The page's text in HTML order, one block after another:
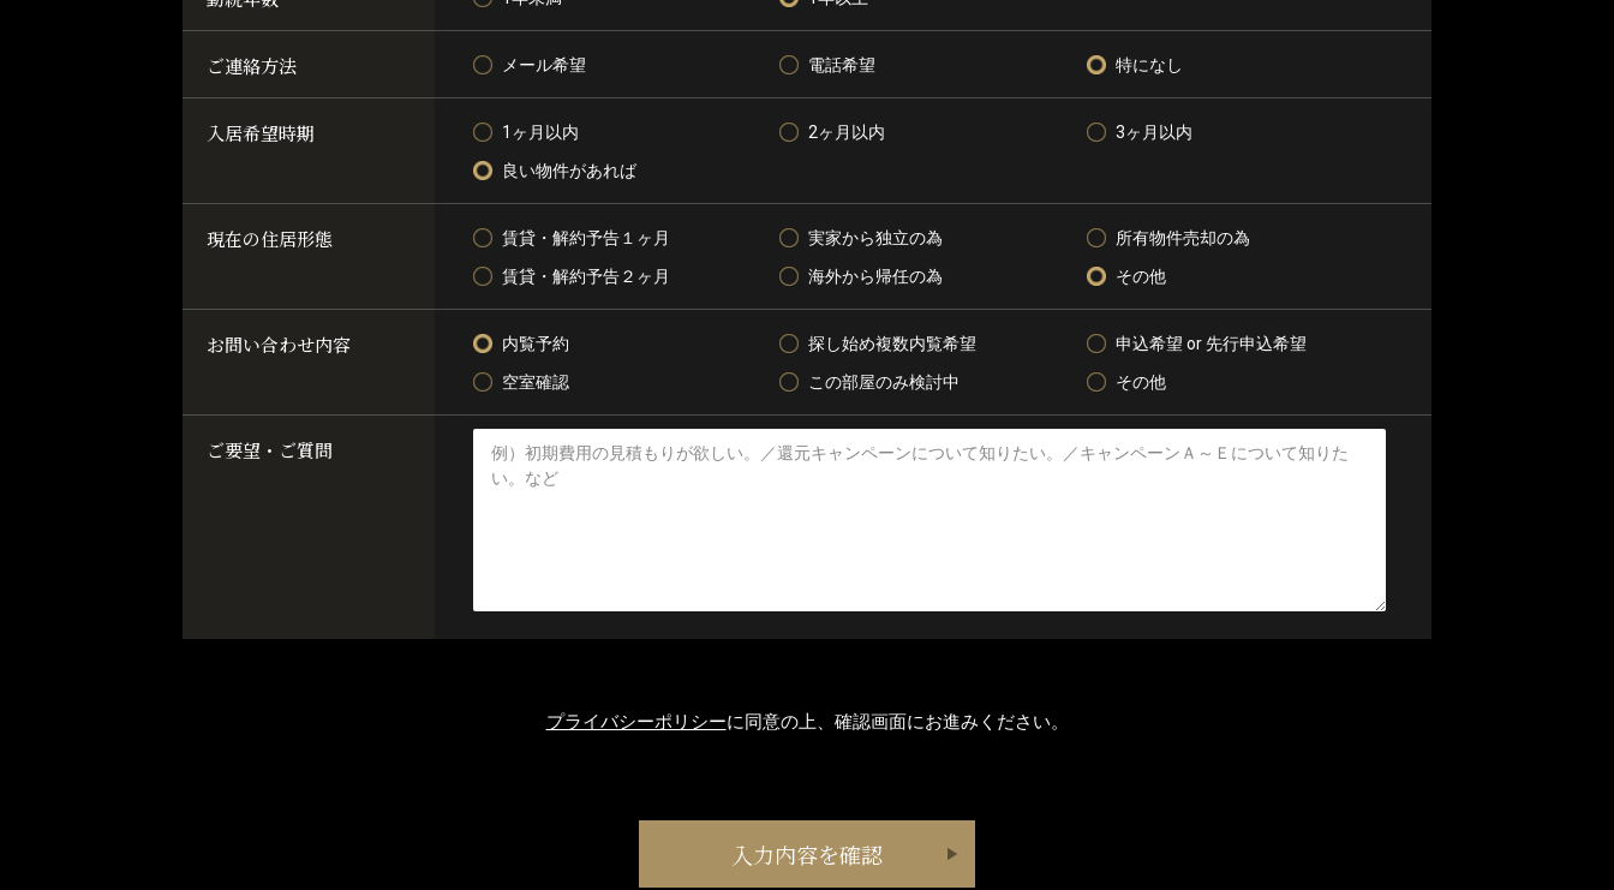
ご連絡方法 メール希望 電話希望 特になし
入居希望時期 1ヶ月以内 2ヶ月以内
3ヶ月以内
良い物件があれば
現在の住居形態 賃貸・解約予告１ヶ月 実家から独立の為
所有物件売却の為
賃貸・解約予告２ヶ月
海外から帰任の為 その他
お問い合わせ内容 内覧予約 探し始め複数内覧希望
申込希望 or 先行申込希望
空室確認
この部屋のみ検討中 その他
ご要望・ご質問
プライバシーポリシーに同意の上、確認画面にお進みください。